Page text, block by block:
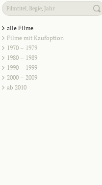
alle Filme
Filme mit Kaufoption
1970 – 1979
1980 – 1989
1990 – 1999
2000 – 2009
ab 2010